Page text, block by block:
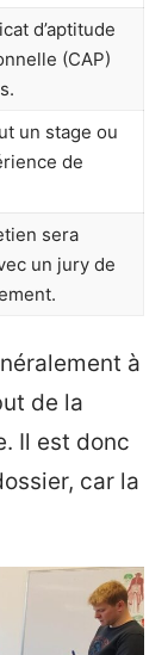
d’aptitude
(CAP)
un stage ou
de
sera
un jury de
à
de la
Il est donc
car la